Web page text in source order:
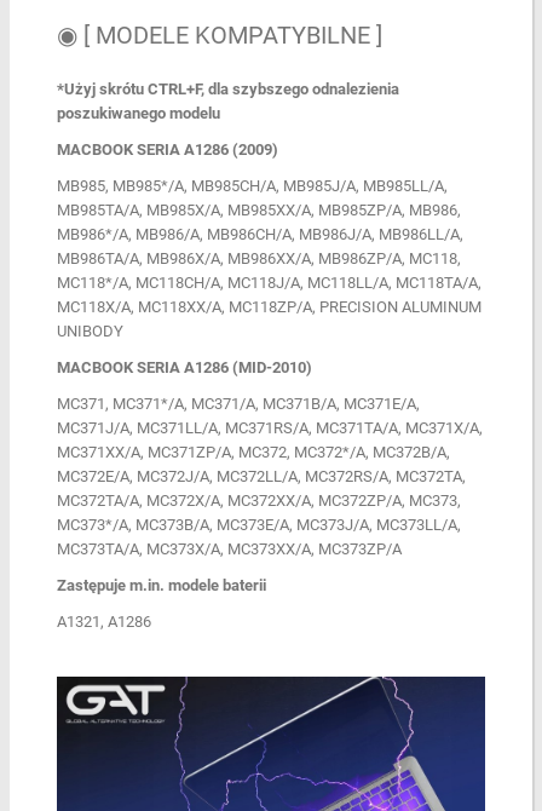
◉ [ MODELE KOMPATYBILNE ]
*Użyj skrótu CTRL+F, dla szybszego odnalezienia
poszukiwanego modelu
MACBOOK SERIA A1286 (2009)
MB985, MB985*/A, MB985CH/A, MB985J/A, MB985LL/A,
MB985TA/A, MB985X/A, MB985XX/A, MB985ZP/A, MB986,
MB986*/A, MB986/A, MB986CH/A, MB986J/A, MB986LL/A,
MB986TA/A, MB986X/A, MB986XX/A, MB986ZP/A, MC118,
MC118*/A, MC118CH/A, MC118J/A, MC118LL/A, MC118TA/A,
MC118X/A, MC118XX/A, MC118ZP/A, PRECISION ALUMINUM
UNIBODY
MACBOOK SERIA A1286 (MID-2010)
MC371, MC371*/A, MC371/A, MC371B/A, MC371E/A,
MC371J/A, MC371LL/A, MC371RS/A, MC371TA/A, MC371X/A,
MC371XX/A, MC371ZP/A, MC372, MC372*/A, MC372B/A,
MC372E/A, MC372J/A, MC372LL/A, MC372RS/A, MC372TA,
MC372TA/A, MC372X/A, MC372XX/A, MC372ZP/A, MC373,
MC373*/A, MC373B/A, MC373E/A, MC373J/A, MC373LL/A,
MC373TA/A, MC373X/A, MC373XX/A, MC373ZP/A
Zastępuje m.in. modele baterii
A1321, A1286